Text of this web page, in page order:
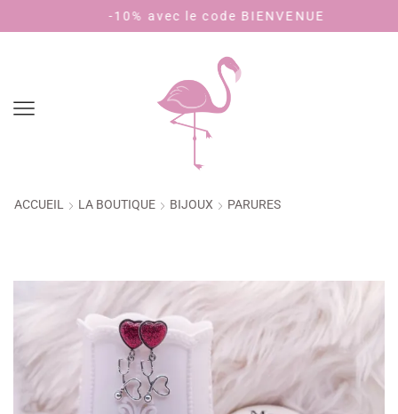
-10% avec le code BIENVENUE
ACCUEIL LA BOUTIQUE BIJOUX PARURES